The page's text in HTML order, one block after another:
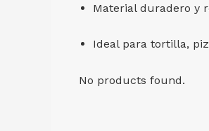
Material duradero y
Ideal para tortilla,
No products found.